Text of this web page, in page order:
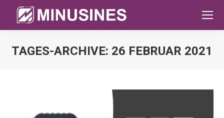
TAGES-ARCHIVE: 26 FEBRUAR 2021